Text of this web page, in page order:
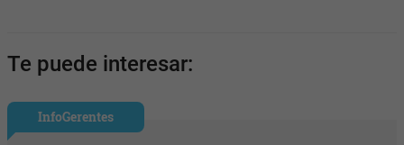
Te puede interesar:
InfoGerentes